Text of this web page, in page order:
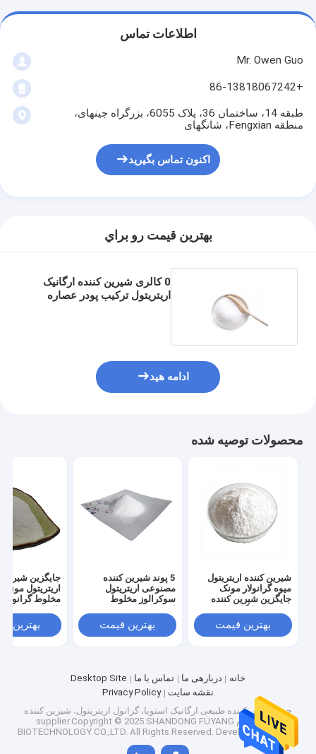
کارخانه تور
کنترل کیفیت
تماس با ما
اخبار
همه موارد
شیرین کننده طبیعی اریتریتول
شیرین کننده اریتریتول پودری
جایگزین شیرین کننده اریتریتول
اطلاعات تماس
Mr. Owen Guo
+86-13818067242
طبقه 14، ساختمان 36، پلاک 6055، بزرگراه جینهای،
منطقه Fengxian، شانگهای
اکنون تماس بگیرید
بهترين قيمت رو براي
0 کالری شیرین کننده ارگانیک
اریتریتول ترکیب پودر عصاره
ادامه هید
محصولات توصیه شده
شیرین کننده اریتریتول
میوه گرانولار مونک
جایگزین شیرین کننده
25 کیلوگرمی
بهترین قیمت
5 پوند شیرین کننده
مصنوعی اریتریتول
سوکرالوز مخلوط
بهترین قیمت
جایگزین شیرین
اریتریتول
مخلوط گرانول
بهترین
خانه دربارهی ما تماس با ما
Desktop Site
نقشه سایت
Privacy Policy
چین شیرین کننده طبیعی ارگانیک استویا، گرانول اریتریتول، شیرین کننده
ارگانیک خام supplier.Copyright © 2025 SHANDONG FUYANG
BIOTECHNOLOGY CO.,LTD. All Rights Reserved. Developed by ECER